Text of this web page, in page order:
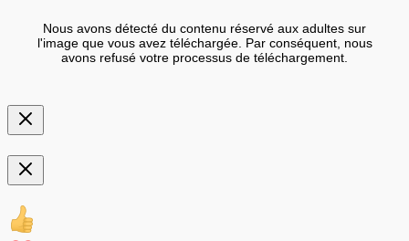
Nous avons détecté du contenu réservé aux adultes sur
l'image que vous avez téléchargée. Par conséquent, nous
avons refusé votre processus de téléchargement.